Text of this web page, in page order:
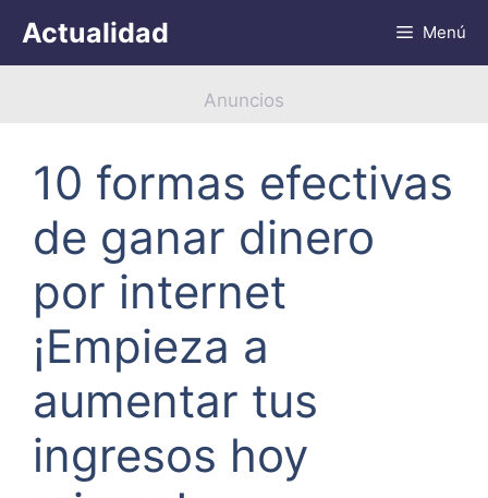
contenido
Actualidad Menú
Anuncios
10 formas efectivas
de ganar dinero
por internet
¡Empieza a
aumentar tus
ingresos hoy